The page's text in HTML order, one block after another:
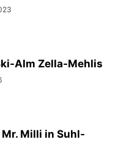
Alm Zella-Mehlis
Milli in Suhl-